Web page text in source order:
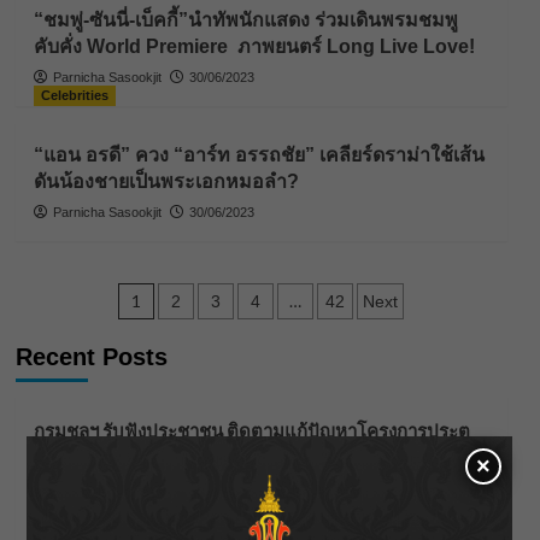
“ชมพู่-ซันนี่-เบ็คกี้”นำทัพนักแสดง ร่วมเดินพรมชมพู
คับคั่ง World Premiere ภาพยนตร์ Long Live Love!
Parnicha Sasookjit
30/06/2023
Celebrities
“แอน อรดี” ควง “อาร์ท อรรถชัย” เคลียร์ดราม่าใช้เส้น
ดันน้องชายเป็นพระเอกหมอลำ?
Parnicha Sasookjit 30/06/2023
Posts
pagination
1 2 3 4 … 42 Next
Recent Posts
กรมชลฯ รับฟังประชาชน ติดตามแก้ปัญหาโครงการประตู
‘แมน การิน’ แชร์ความเชื่อชวนคิด! “อยากกินอะไรหลังจาก
ลาโลกนี้ ให้ใส่บาตรสิ่งนั้นไว้ตอนยังมีชีวิต”
×